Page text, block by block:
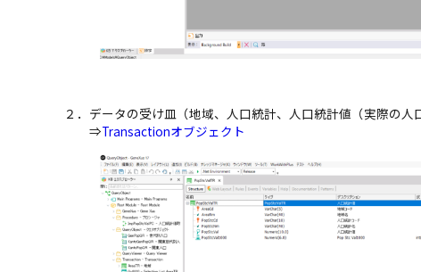
２．データの受け皿（地域、人口統計、人口統計値（実際の人
⇒Transactionオブジェクト